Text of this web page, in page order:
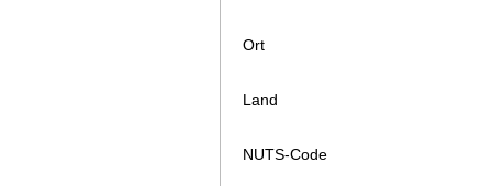
Ort
Land
NUTS-Code